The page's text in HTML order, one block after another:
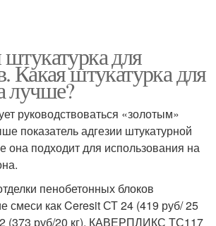
для
Какая штукатурка для
лучше?
руководствоваться «золотым»
показатель адгезии штукатурной
она подходит для использования на
пенобетонных блоков
смеси как Ceresit СТ 24 (419 руб/ 25
(373 руб/20 кг), КАВЕРПЛИКС ТС117